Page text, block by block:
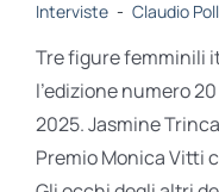
Interviste - Claudio
Tre figure femminili
l’edizione numero
2025. Jasmine
Premio Monica Vitti